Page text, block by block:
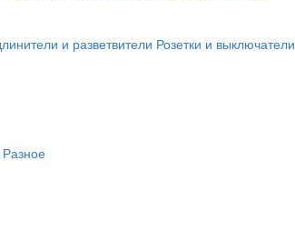
и разветвители Розетки и выключатели
Разное